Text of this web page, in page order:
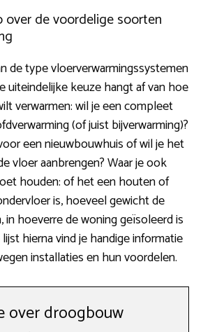
over de voordelige soorten
de type vloerverwarmingssystemen
uiteindelijke keuze hangt af van hoe
verwarmen: wil je een compleet
(of juist bijverwarming)?
een nieuwbouwhuis of wil je het
vloer aanbrengen? Waar je ook
houden: of het een houten of
is, hoeveel gewicht de
in hoeverre de woning geïsoleerd is
hierna vind je handige informatie
installaties en hun voordelen.
over droogbouw